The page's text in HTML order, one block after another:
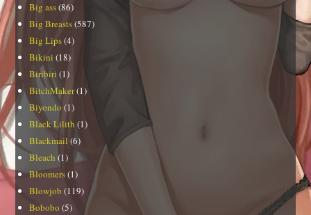
Big ass(86)
Big Breasts(587)
Big Lips(4)
Bikini (18)
Biribiri (1)
BitchMaker(1)
Biyondo (1)
Black Lilith (1)
Blackmail (6)
Bleach (1)
Bloomers(1)
Blowjob (119)
Bobobo (5)